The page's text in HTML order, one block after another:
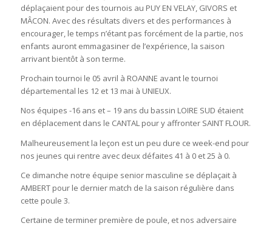
déplaçaient pour des tournois au PUY EN VELAY, GIVORS et
MÂCON. Avec des résultats divers et des performances à
encourager, le temps n’étant pas forcément de la partie, nos
enfants auront emmagasiner de l’expérience, la saison
arrivant bientôt à son terme.
Prochain tournoi le 05 avril à ROANNE avant le tournoi
départemental les 12 et 13 mai à UNIEUX.
Nos équipes -16 ans et – 19 ans du bassin LOIRE SUD étaient
en déplacement dans le CANTAL pour y affronter SAINT FLOUR.
Malheureusement la leçon est un peu dure ce week-end pour
nos jeunes qui rentre avec deux défaites 41 à 0 et 25 à 0.
Ce dimanche notre équipe senior masculine se déplaçait à
AMBERT pour le dernier match de la saison régulière dans
cette poule 3.
Certaine de terminer première de poule, et nos adversaire